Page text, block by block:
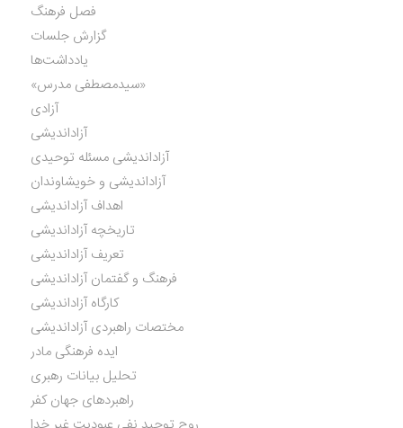
فصل فرهنگ
گزارش جلسات
یادداشت‌ها
«سیدمصطفی مدرس»
آزادی
آزاداندیشی
آزاداندیشی مسئله توحیدی
آزاداندیشی و خویشاوندان
اهداف آزاداندیشی
تاریخچه آزاداندیشی
تعریف آزاداندیشی
فرهنگ و گفتمان آزاداندیشی
کارگاه آزاداندیشی
مختصات راهبردی آزاداندیشی
ایده فرهنگی مادر
تحلیل بیانات رهبری
راهبردهای جهان کفر